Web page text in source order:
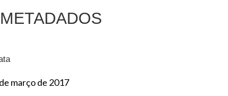
METADADOS
março de 2017